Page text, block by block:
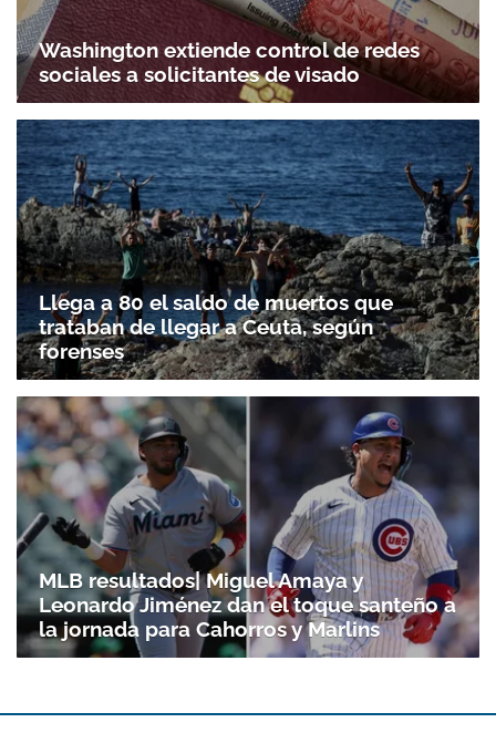
Washington extiende control de redes
sociales a solicitantes de visado
Llega a 80 el saldo de muertos que
trataban de llegar a Ceuta, según
forenses
MLB resultados| Miguel Amaya y
Leonardo Jiménez dan el toque santeño a
la jornada para Cahorros y Marlins